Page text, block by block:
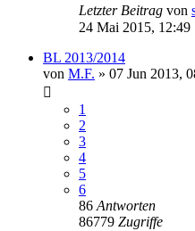
Letzter Beitrag von
24 Mai 2015, 12:49
BL 2013/2014
von M.F. » 07 Jun 2013,
1
2
3
4
5
6
86 Antworten
86779 Zugriffe